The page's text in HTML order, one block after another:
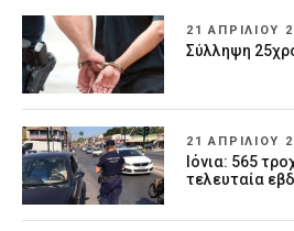
21 ΑΠΡΙΛΊΟΥ
Σύλληψη
21 ΑΠΡΙΛΊΟΥ
Ιόνια: 565
τελευταία